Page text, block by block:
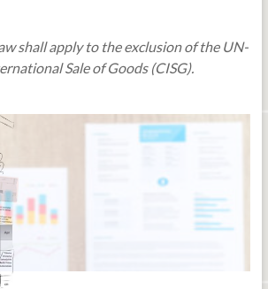
shall apply to the exclusion of the UN-
Sale of Goods (CISG).